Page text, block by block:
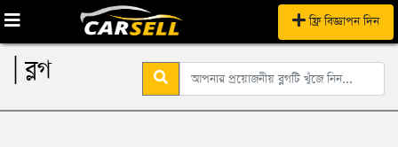
ফ্রি বিজ্ঞাপন দিন
| ব্লগ